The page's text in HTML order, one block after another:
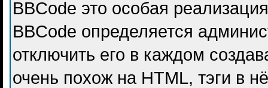
BBCode это особая
BBCode определяется
отключить его в каждом
очень похож на HTML, тэги в